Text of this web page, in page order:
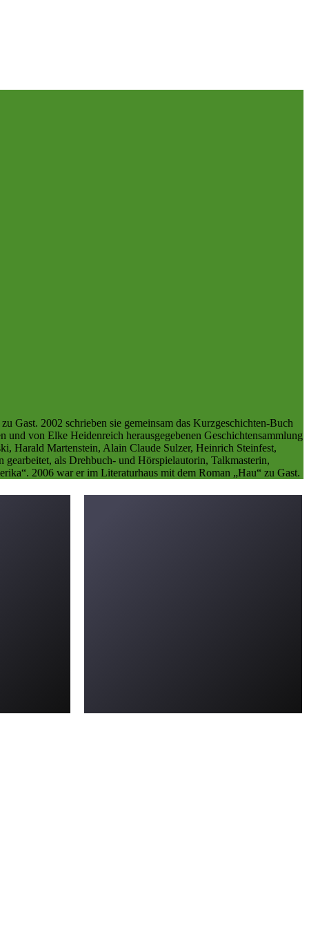
Gast. 2002 schrieben sie gemeinsam das Kurzgeschichten-Buch
von Elke Heidenreich herausgegebenen Geschichtensammlung
Harald Martenstein, Alain Claude Sulzer, Heinrich Steinfest,
als Drehbuch- und Hörspielautorin, Talkmasterin,
2006 war er im Literaturhaus mit dem Roman „Hau“ zu Gast.